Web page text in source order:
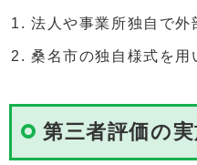
法人や事業所独自で外
桑名市の独自様式を用
第三者評価の